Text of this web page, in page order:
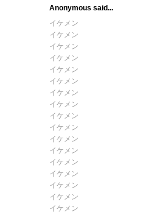
Anonymous said...
イケメン
イケメン
イケメン
イケメン
イケメン
イケメン
イケメン
イケメン
イケメン
イケメン
イケメン
イケメン
イケメン
イケメン
イケメン
イケメン
イケメン